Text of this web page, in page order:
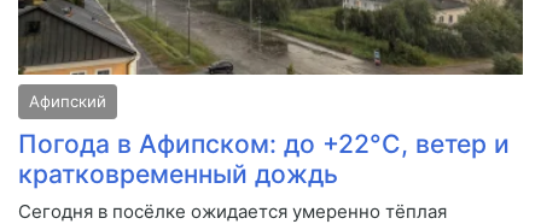
Афипский
Погода в Афипском: до +22°C, ветер и
кратковременный дождь
Сегодня в посёлке ожидается умеренно тёплая